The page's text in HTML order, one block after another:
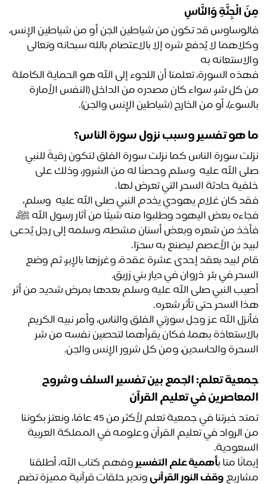
الْجِنَّةِ وَالنَّاسِ
فالوساوس قد تكون من شياطين الجن أو من شياطين الإنس،
وكلاهما لا يُدفع شره إلا بالاعتصام بالله سبحانه وتعالى
به
فهذه السورة، تعلمنا أن اللجوء إلى الله هو الحماية الكاملة
من كل شر، سواء كان مصدره من الداخل (النفس الأمارة
أو من الخارج (شياطين الإنس والجن).
هو تفسير وسبب نزول سورة الناس؟
نزلت سورة الناس كما نزلت سورة الفلق لتكون رقيةً للنبي
صلى الله عليه  وسلم وحصنًا له من الشرور، وذلك على
حادثة السحر التي تعرض لها.
فقد كان غلام يهودي يخدم النبي صلى الله عليه  وسلم،
فأخذ من شعره وبعض أسنان مشطه، وسلمه إلى رجل يُدعى
بن الأعصم ليصنع به سحرًا.
قام لبيد بعقد إحدى عشرة عقدة، وغرزها بالإبر، ثم وضع
في بئر  ذروان في ديار بني زريق.
أصيب النبي صلى الله عليه وسلم بعدها بمرض شديد من أثر
السحر حتى تأثر شعره.
فأنزل الله عز وجل سورتي الفلق والناس، وأمر نبيه الكريم
بالاستعاذة بهما، فكان يقرأهما لتحصين نفسه من شر
والحاسدين، ومن كل شرور الإنس والجن.
جمعية تعلم: الجمع بين تفسير السلف وشروح
في تعليم القرآن
تمتد خبرتنا في جمعية تعلم لأكثر من 45 عامًا، ونعتز بكوننا
من الرواد في تعليم القرآن وعلومه في المملكة العربية
منا بأهمية علم التفسير
وفهم كتاب الله، أطلقنا
وقف النور القرآني
وندير حلقات قرآنية مميزة تضم